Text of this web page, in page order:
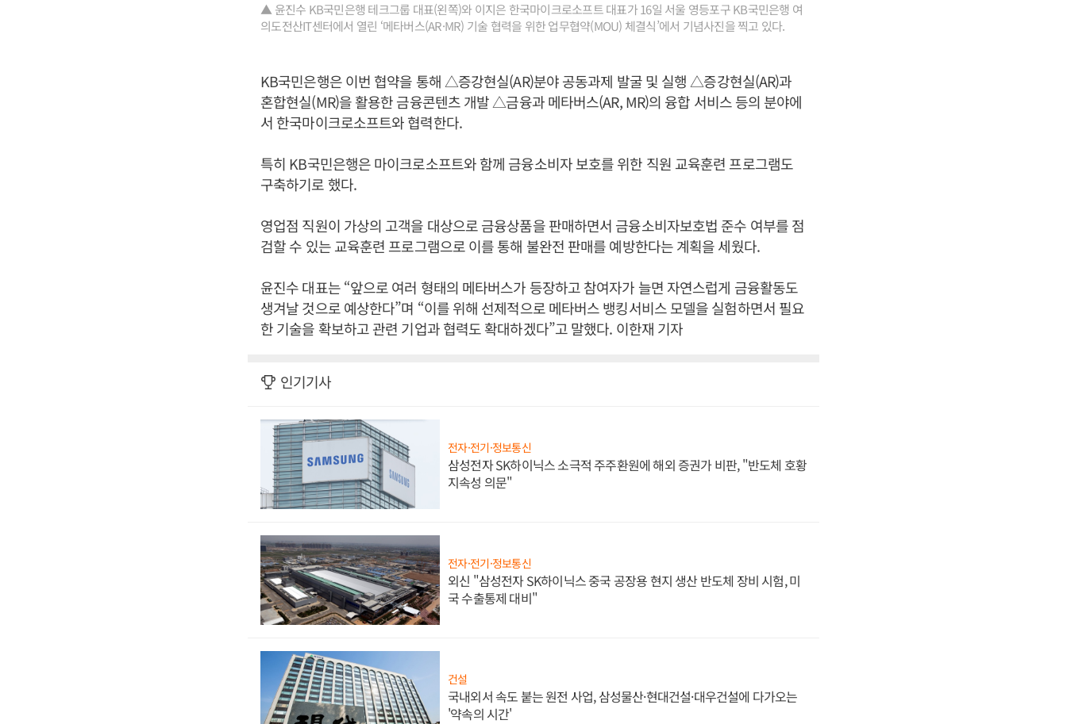
▲ 윤진수 KB국민은행 테크그룹 대표(왼쪽)와 이지은 한국마이크로소프트 대표가 16일 서울 영등포구 KB국민은행 여
의도전산IT센터에서 열린 ‘메타버스(AR·MR) 기술 협력을 위한 업무협약(MOU) 체결식’에서 기념사진을 찍고 있다.
KB국민은행은 이번 협약을 통해 △증강현실(AR)분야 공동과제 발굴 및 실행 △증강현실(AR)과
혼합현실(MR)을 활용한 금융콘텐츠 개발 △금융과 메타버스(AR, MR)의 융합 서비스 등의 분야에
서 한국마이크로소프트와 협력한다.
특히 KB국민은행은 마이크로소프트와 함께 금융소비자 보호를 위한 직원 교육훈련 프로그램도
구축하기로 했다.
영업점 직원이 가상의 고객을 대상으로 금융상품을 판매하면서 금융소비자보호법 준수 여부를 점
검할 수 있는 교육훈련 프로그램으로 이를 통해 불완전 판매를 예방한다는 계획을 세웠다.
윤진수 대표는 “앞으로 여러 형태의 메타버스가 등장하고 참여자가 늘면 자연스럽게 금융활동도
생겨날 것으로 예상한다”며 “이를 위해 선제적으로 메타버스 뱅킹서비스 모델을 실험하면서 필요
한 기술을 확보하고 관련 기업과 협력도 확대하겠다”고 말했다. 이한재 기자
인기기사
전자·전기·정보통신
삼성전자 SK하이닉스 소극적 주주환원에 해외 증권가 비판, "반도체 호황
지속성 의문"
전자·전기·정보통신
외신 "삼성전자 SK하이닉스 중국 공장용 현지 생산 반도체 장비 시험, 미
국 수출통제 대비"
건설
국내외서 속도 붙는 원전 사업, 삼성물산·현대건설·대우건설에 다가오는
'약속의 시간'